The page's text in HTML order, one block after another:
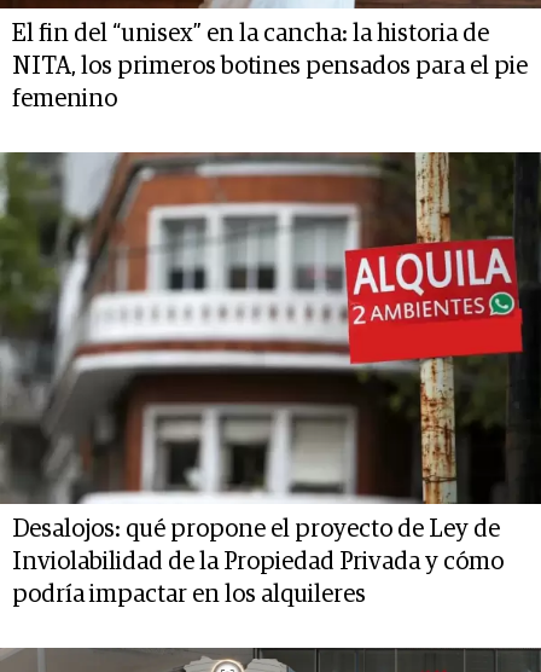
El fin del “unisex” en la cancha: la historia de
NITA, los primeros botines pensados para el pie
femenino
Desalojos: qué propone el proyecto de Ley de
Inviolabilidad de la Propiedad Privada y cómo
podría impactar en los alquileres